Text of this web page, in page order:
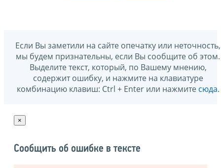
Если Вы заметили на сайте опечатку или неточность,
мы будем признательны, если Вы сообщите об этом.
Выделите текст, который, по Вашему мнению,
содержит ошибку, и нажмите на клавиатуре
комбинацию клавиш: Ctrl + Enter или нажмите сюда.
×
Сообщить об ошибке в тексте